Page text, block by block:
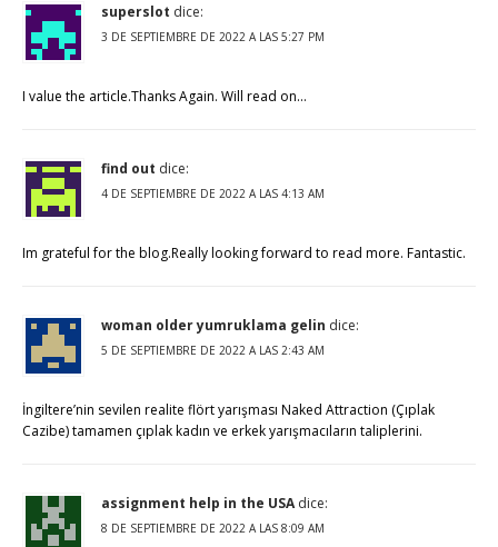
superslot dice:
3 DE SEPTIEMBRE DE 2022 A LAS 5:27 PM
I value the article.Thanks Again. Will read on…
find out dice:
4 DE SEPTIEMBRE DE 2022 A LAS 4:13 AM
Im grateful for the blog.Really looking forward to read more. Fantastic.
woman older yumruklama gelin dice:
5 DE SEPTIEMBRE DE 2022 A LAS 2:43 AM
İngiltere’nin sevilen realite flört yarışması Naked Attraction (Çıplak
Cazibe) tamamen çıplak kadın ve erkek yarışmacıların taliplerini.
assignment help in the USA dice:
8 DE SEPTIEMBRE DE 2022 A LAS 8:09 AM